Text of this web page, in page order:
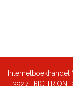
Internetboekhandel
3927 | BIC